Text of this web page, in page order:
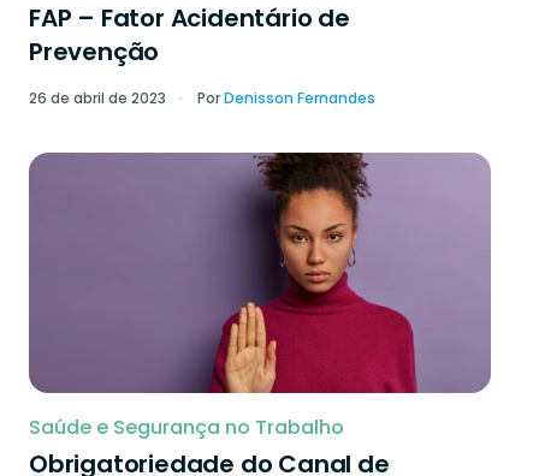
FAP – Fator Acidentário de
Prevenção
26 de abril de 2023 PorDenisson Fernandes
Saúde e Segurança no Trabalho
Obrigatoriedade do Canal de